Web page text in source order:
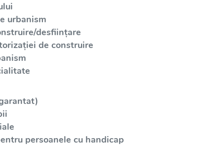
urbanism
desființare
de construire
persoanele cu handicap